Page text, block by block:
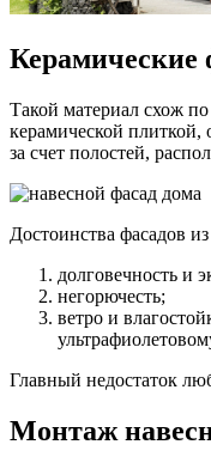
Такой материал схож
керамической плиткой,
за счет полостей,
Достоинства фасадов
долговечность и
негорючесть;
ветро и
Главный недостаток
Монтаж